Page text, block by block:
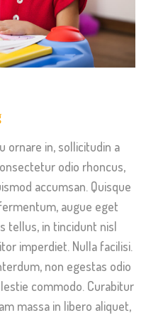
ornare in, sollicitudin a
odio rhoncus,
accumsan. Quisque
augue eget
tellus, in tincidunt nisl
imperdiet. Nulla facilisi.
non egestas odio
commodo. Curabitur
massa in libero aliquet,